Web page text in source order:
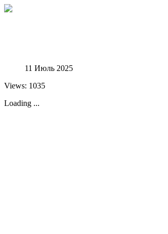
11 Июль 2025
Views: 1035
Loading ...